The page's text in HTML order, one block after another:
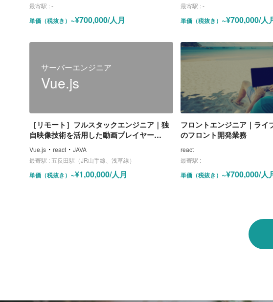
最寄駅 :-
単価（税抜き） ~¥700,000/人月
最寄駅 :-
単価（税抜き） ~¥700,000/人
サーバーエンジニア
Vue.js
［リモート］フルスタックエンジニア｜独
自映像技術を活用した動画プレイヤー
(Web)の開発
Vue.js ・ react ・ JAVA
最寄駅 : 五反田駅（JR山手線、浅草線）
単価（税抜き） ~¥1,00,000/人月
フロントエンジニア｜ライ
のフロント開発業務
react
最寄駅 :-
単価（税抜き） ~¥700,000/人